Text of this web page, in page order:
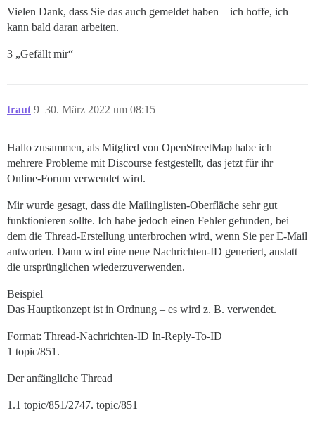
Vielen Dank, dass Sie das auch gemeldet haben – ich hoffe, ich
kann bald daran arbeiten.
3 „Gefällt mir“
traut 30. März 2022 um 08:15
9
Hallo zusammen, als Mitglied von OpenStreetMap habe ich
mehrere Probleme mit Discourse festgestellt, das jetzt für ihr
Online-Forum verwendet wird.
Mir wurde gesagt, dass die Mailinglisten-Oberfläche sehr gut
funktionieren sollte. Ich habe jedoch einen Fehler gefunden, bei
dem die Thread-Erstellung unterbrochen wird, wenn Sie per E-Mail
antworten. Dann wird eine neue Nachrichten-ID generiert, anstatt
die ursprünglichen wiederzuverwenden.
Beispiel
Das Hauptkonzept ist in Ordnung – es wird z. B. verwendet.
Format: Thread-Nachrichten-ID In-Reply-To-ID
1 topic/851.
Der anfängliche Thread
1.1 topic/851/2747. topic/851